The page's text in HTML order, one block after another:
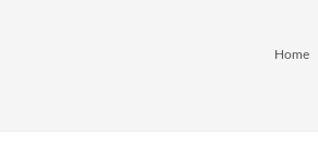
Home